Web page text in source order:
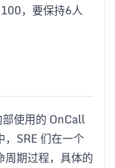
，要保持6人
使用的 OnCall
SRE 们在一个
期过程，具体的